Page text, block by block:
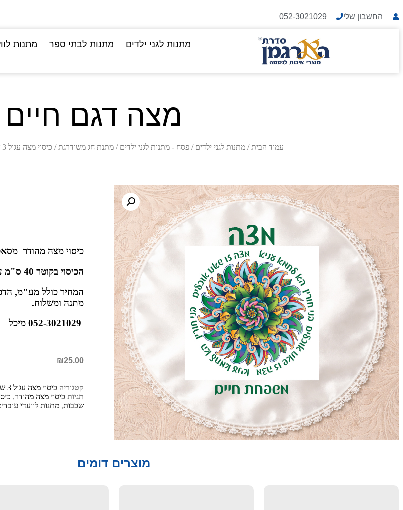
החשבון שלי 052-3021029
מתנות לגני ילדים מתנות לבתי ספר מתנות
מצה דגם חיים
עמוד הבית / מתנות לגני ילדים / פסח - מתנות לגני ילדים / מתנת חג משודרגת / כיסוי מצה עגול 3 שכבות ב 25 שח
כיסוי מצה מהודר
הכיסוי בקוטר 40 ס"מ עם 3 תאים לאחסון 3 מצות בליל הסדר
המחיר כולל מע"מ,
מתנה ומשלוח.
₪25.00
קטגוריה כיסוי מצה עגול 3 שכבות ב 25 שח
תגיות כיסוי מצה מהודר,
שכבות, מתנות לוועדי
מוצרים דומים